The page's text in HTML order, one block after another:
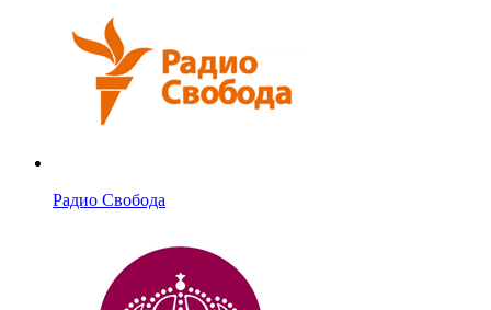
Радио Свобода